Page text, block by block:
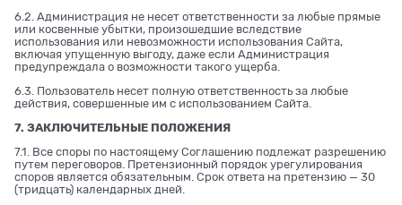
6.2. Администрация не несет ответственности за любые прямые
или косвенные убытки, произошедшие вследствие
использования или невозможности использования Сайта,
включая упущенную выгоду, даже если Администрация
предупреждала о возможности такого ущерба.
6.3. Пользователь несет полную ответственность за любые
действия, совершенные им с использованием Сайта.
7. ЗАКЛЮЧИТЕЛЬНЫЕ ПОЛОЖЕНИЯ
7.1. Все споры по настоящему Соглашению подлежат разрешению
путем переговоров. Претензионный порядок урегулирования
споров является обязательным. Срок ответа на претензию — 30
(тридцать) календарных дней.